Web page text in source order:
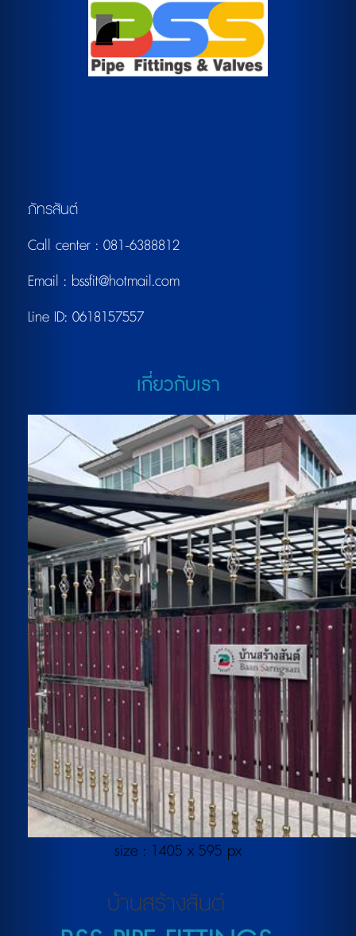
ภัทรสันต์
Call center : 081-6388812
Email : bssfit@hotmail.com
Line ID: 0618157557
เกี่ยวกับเรา
size : 1405 x 595 px
บ้านสร้างสันต์